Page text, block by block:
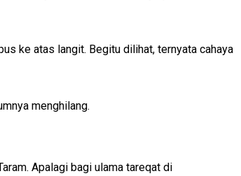
ke atas langit. Begitu dilihat, ternyata cahaya
menghilang.
Apalagi bagi ulama tareqat di